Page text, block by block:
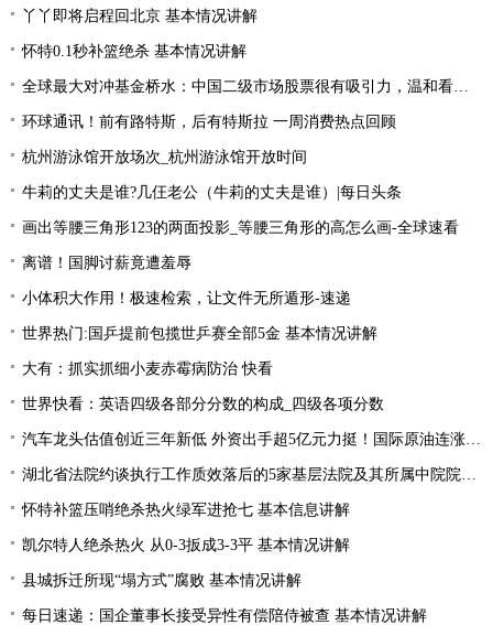
丫丫即将启程回北京 基本情况讲解
怀特0.1秒补篮绝杀 基本情况讲解
全球最大对冲基金桥水：中国二级市场股票很有吸引力，温和看多中国资产|全球简讯
环球通讯！前有路特斯，后有特斯拉 一周消费热点回顾
杭州游泳馆开放场次_杭州游泳馆开放时间
牛莉的丈夫是谁?几仼老公（牛莉的丈夫是谁）|每日头条
画出等腰三角形123的两面投影_等腰三角形的高怎么画-全球速看
离谱！国脚讨薪竟遭羞辱
小体积大作用！极速检索，让文件无所遁形-速递
世界热门:国乒提前包揽世乒赛全部5金 基本情况讲解
大有：抓实抓细小麦赤霉病防治 快看
世界快看：英语四级各部分分数的构成_四级各项分数
汽车龙头估值创近三年新低 外资出手超5亿元力挺！国际原油连涨两周 “聪明资金”加仓能源行业
湖北省法院约谈执行工作质效落后的5家基层法院及其所属中院院长|当前焦点
怀特补篮压哨绝杀热火绿军进抢七 基本信息讲解
凯尔特人绝杀热火 从0-3扳成3-3平 基本情况讲解
县城拆迁所现“塌方式”腐败 基本情况讲解
每日速递：国企董事长接受异性有偿陪侍被查 基本情况讲解